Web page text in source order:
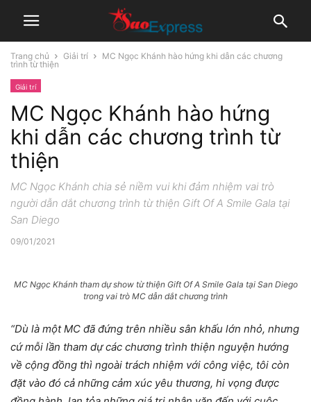
Trang chủ Giải trí
MC Ngọc Khánh hào hứng khi dẫn các chương
trình từ thiện
Giải trí
MC Ngọc Khánh hào hứng
khi dẫn các chương trình từ
thiện
MC Ngọc Khánh chia sẻ niềm vui khi đảm nhiệm vai trò
người dẫn dắt chương trình từ thiện Gift Of A Smile Gala tại
San Diego
09/01/2021
MC Ngọc Khánh tham dự show từ thiện Gift Of A Smile Gala tại San Diego
trong vai trò MC dẫn dắt chương trình
“Dù là một MC đã đứng trên nhiều sân khấu lớn nhỏ, nhưng
cứ mỗi lần tham dự các chương trình thiện nguyện hướng
về cộng đồng thì ngoài trách nhiệm với công việc, tôi còn
đặt vào đó cả những cảm xúc yêu thương, hi vọng được